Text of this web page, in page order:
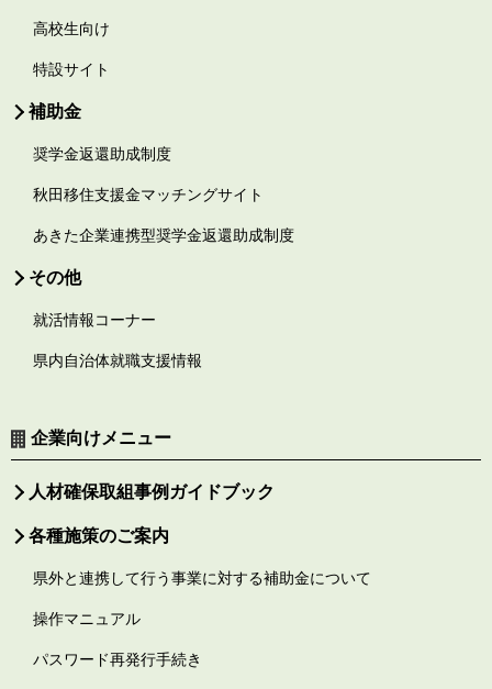
高校生向け
特設サイト
補助金
奨学金返還助成制度
秋田移住支援金マッチングサイト
あきた企業連携型奨学金返還助成制度
その他
就活情報コーナー
県内自治体就職支援情報
企業向けメニュー
人材確保取組事例ガイドブック
各種施策のご案内
県外と連携して行う事業に対する補助金について
操作マニュアル
パスワード再発行手続き